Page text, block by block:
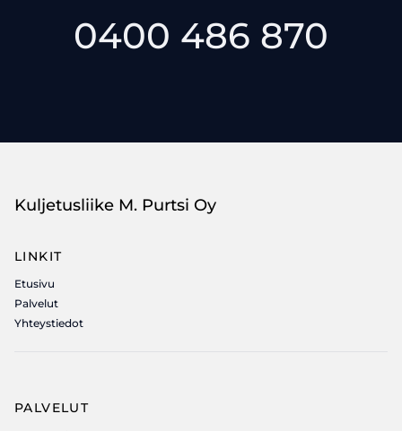
0400 486 870
Kuljetusliike M. Purtsi Oy
LINKIT
Etusivu
Palvelut
Yhteystiedot
PALVELUT